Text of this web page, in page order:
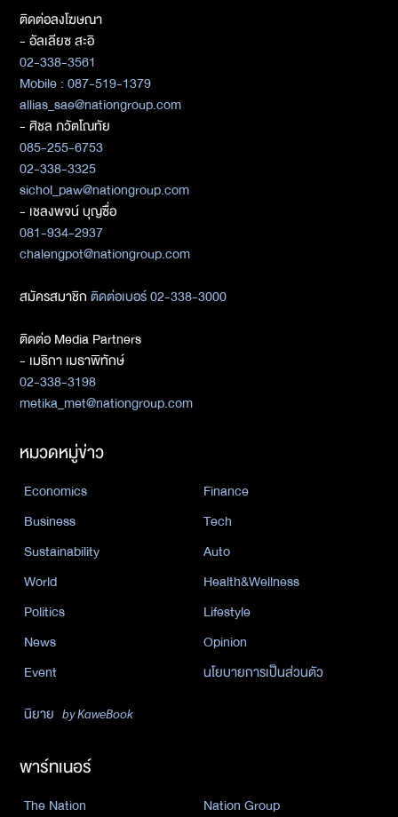
ติดต่อลงโฆษณา
- อัลเลียซ สะอิ
02-338-3561
Mobile : 087-519-1379
allias_sae@nationgroup.com
- ศิชล ภวัตโณทัย
085-255-6753
02-338-3325
sichol_paw@nationgroup.com
- เชลงพจน์ บุญซื่อ
081-934-2937
chalengpot@nationgroup.com
สมัครสมาชิกติดต่อเบอร์ 02-338-3000
ติดต่อ Media Partners
- เมธิกา เมธาพิทักษ์
02-338-3198
metika_met@nationgroup.com
หมวดหมู่ข่าว
Economics
Finance
Business
Tech
Sustainability
Auto
World
Health&Wellness
Politics
Lifestyle
News
Opinion
Event
นโยบายการเป็นส่วนตัว
นิยาย by KaweBook
พาร์ทเนอร์
The Nation Nation Group